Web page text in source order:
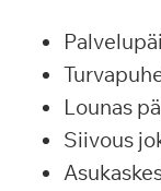
Lounas
Siivous